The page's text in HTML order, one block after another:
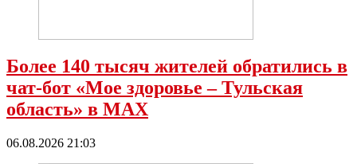
Более 140 тысяч жителей обратились в
чат-бот «Мое здоровье – Тульская
область» в МАХ
06.08.2026 21:03